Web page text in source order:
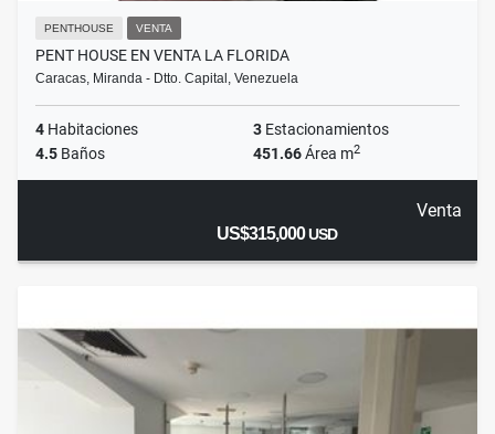
PENTHOUSE VENTA
PENT HOUSE EN VENTA LA FLORIDA
Caracas, Miranda - Dtto. Capital, Venezuela
4 Habitaciones 3 Estacionamientos
4.5 Baños 451.66Área m2
Venta
US$315,000USD